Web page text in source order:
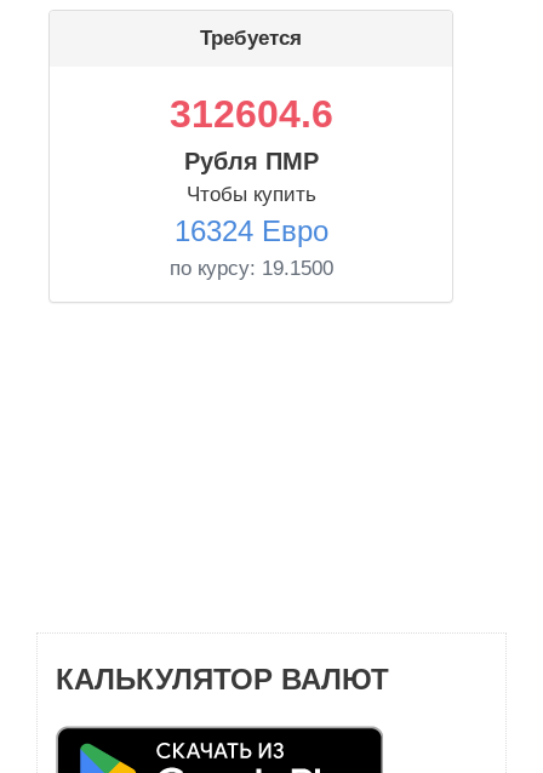
Требуется
312604.6
Рубля ПМР
Чтобы купить
16324 Евро
по курсу: 19.1500
КАЛЬКУЛЯТОР ВАЛЮТ